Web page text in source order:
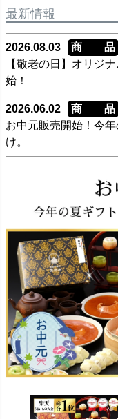
最新情報
2026.08.03
商 品
【敬老の日】オリジ
始！
2026.06.02
商 品
お中元販売開始！今
け。